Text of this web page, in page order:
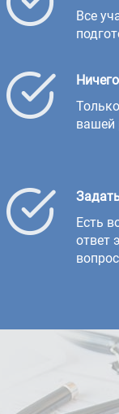
Все
вашей
Есть
ответ